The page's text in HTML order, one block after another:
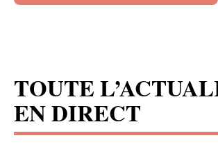
TOUTE
EN DIRECT